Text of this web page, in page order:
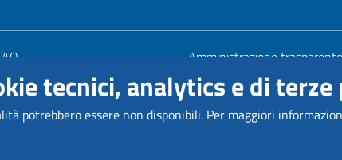
appuntamento
disservizio
Amministrazione trasparente
Mappa del sito
Informativa privacy
tecnici, analytics e di terze
potrebbero essere non disponibili. Per maggiori